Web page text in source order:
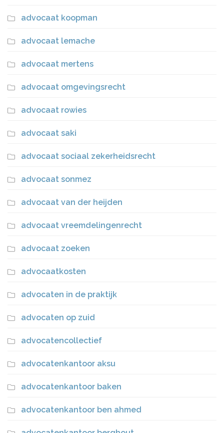
advocaat koopman
advocaat lemache
advocaat mertens
advocaat omgevingsrecht
advocaat rowies
advocaat saki
advocaat sociaal zekerheidsrecht
advocaat sonmez
advocaat van der heijden
advocaat vreemdelingenrecht
advocaat zoeken
advocaatkosten
advocaten in de praktijk
advocaten op zuid
advocatencollectief
advocatenkantoor aksu
advocatenkantoor baken
advocatenkantoor ben ahmed